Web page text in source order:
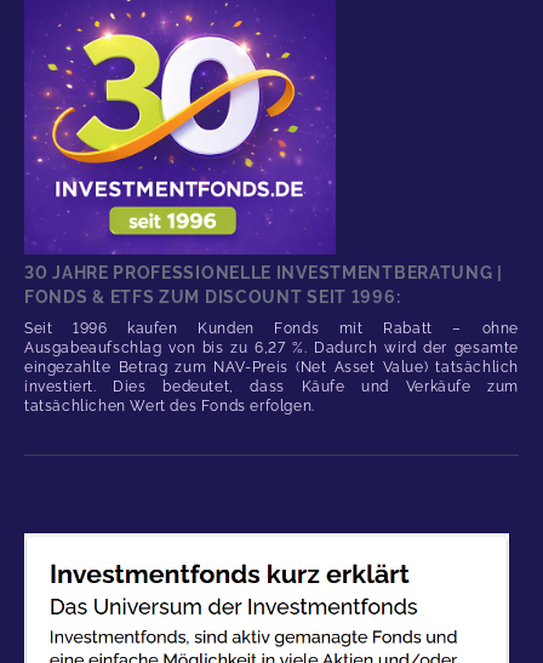
30 JAHRE PROFESSIONELLE INVESTMENTBERATUNG |
FONDS & ETFS ZUM DISCOUNT SEIT 1996:
Seit 1996 kaufen Kunden Fonds mit Rabatt – ohne
Ausgabeaufschlag von bis zu 6,27 %. Dadurch wird der gesamte
eingezahlte Betrag zum NAV-Preis (Net Asset Value) tatsächlich
investiert. Dies bedeutet, dass Käufe und Verkäufe zum
tatsächlichen Wert des Fonds erfolgen.